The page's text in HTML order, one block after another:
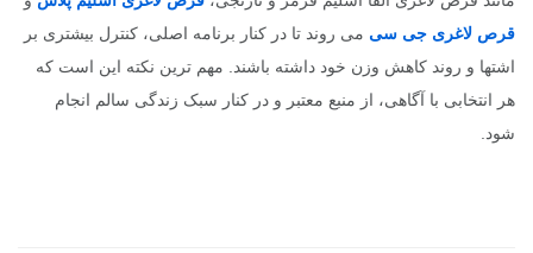
قرص لاغری جی سی می روند تا در کنار برنامه اصلی، کنترل بیشتری بر
اشتها و روند کاهش وزن خود داشته باشند. مهم ترین نکته این است که
هر انتخابی با آگاهی، از منبع معتبر و در کنار سبک زندگی سالم انجام
شود.